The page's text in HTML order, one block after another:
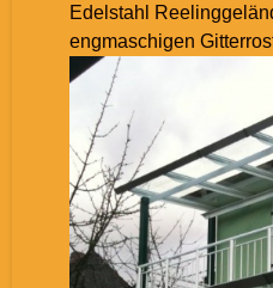
Edelstahl
engmaschigen